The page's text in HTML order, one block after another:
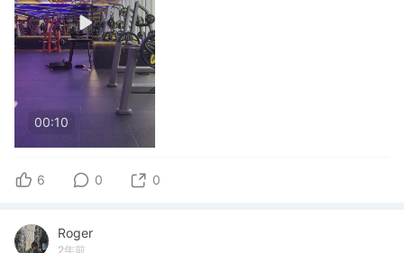
00:10
6 0 0
Roger
2年前